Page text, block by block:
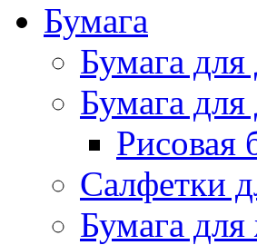
Бумага
Бумага для
Бумага
Рисовая
Салфетки
Бумага